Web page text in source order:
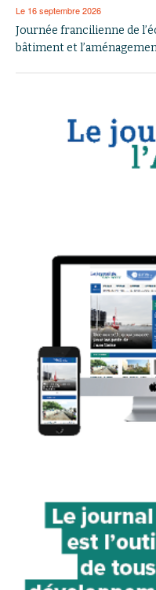
Le 16 septembre 2026
Journée francilienne de
bâtiment et